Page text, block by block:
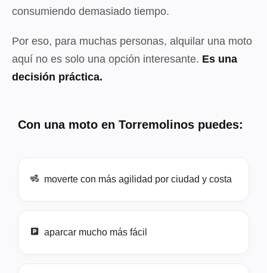
consumiendo demasiado tiempo.
Por eso, para muchas personas, alquilar una moto
aquí no es solo una opción interesante. Es una
decisión práctica.
Con una moto en Torremolinos puedes:
moverte con más agilidad por ciudad y costa
aparcar mucho más fácil